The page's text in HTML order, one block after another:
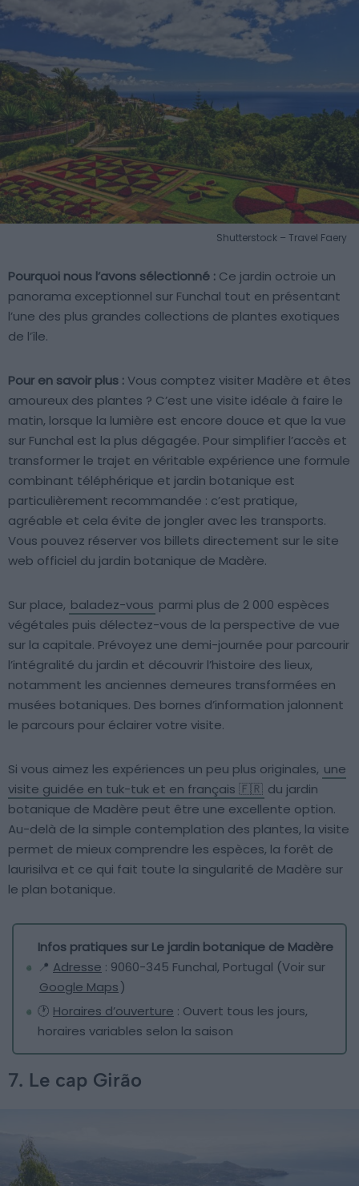
Shutterstock – Travel Faery
Pourquoi nous l’avons sélectionné : Ce jardin octroie un
panorama exceptionnel sur Funchal tout en présentant
l’une des plus grandes collections de plantes exotiques
de l’île.
Pour en savoir plus :Vous comptez visiter Madère et êtes
amoureux des plantes ? C’est une visite idéale à faire le
matin, lorsque la lumière est encore douce et que la vue
sur Funchal est la plus dégagée. Pour simplifier l’accès et
transformer le trajet en véritable expérience une formule
combinant téléphérique et jardin botanique est
particulièrement recommandée : c’est pratique,
agréable et cela évite de jongler avec les transports.
Vous pouvez réserver vos billets directement sur le site
web officiel du jardin botanique de Madère.
Sur place, baladez-vous parmi plus de 2 000 espèces
végétales puis délectez-vous de la perspective de vue
sur la capitale. Prévoyez une demi-journée pour parcourir
l’intégralité du jardin et découvrir l’histoire des lieux,
notamment les anciennes demeures transformées en
musées botaniques. Des bornes d’information jalonnent
le parcours pour éclairer votre visite.
Si vous aimez les expériences un peu plus originales, une
visite guidée en tuk-tuk et en français 🇫🇷 du jardin
botanique de Madère peut être une excellente option.
Au-delà de la simple contemplation des plantes, la visite
permet de mieux comprendre les espèces, la forêt de
laurisilva et ce qui fait toute la singularité de Madère sur
le plan botanique.
Infos pratiques sur Le jardin botanique de Madère
📍 Adresse : 9060-345 Funchal, Portugal (Voir sur
Google Maps)
🕐 Horaires d’ouverture : Ouvert tous les jours,
horaires variables selon la saison
7. Le cap Girão